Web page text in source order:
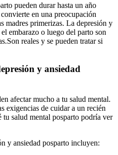
pueden durar hasta un año
en una preocupación
madres primerizas. La depresión y
embarazo o luego del parto son
Son reales y se pueden tratar si
y ansiedad
afectar mucho a tu salud mental.
exigencias de cuidar a un recién
salud mental posparto podría ver
y ansiedad posparto incluyen: